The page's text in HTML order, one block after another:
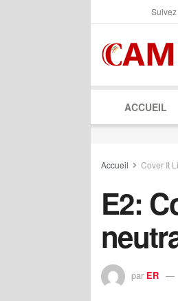
ACCUEIL
Accueil Cover It
E2:
par ER